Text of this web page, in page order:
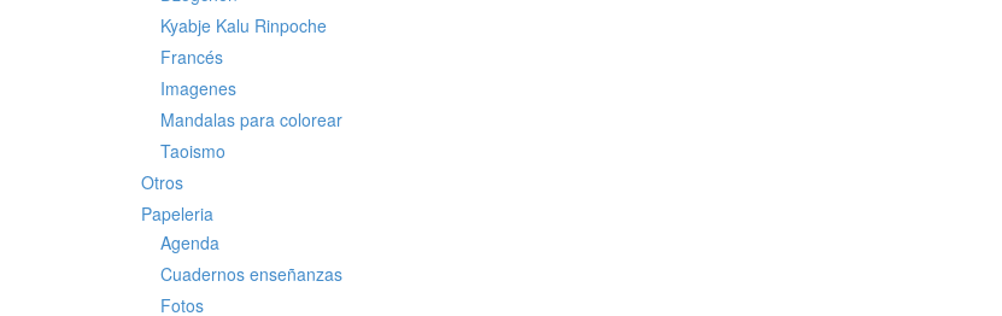
Kyabje Kalu Rinpoche
Francés
Imagenes
Mandalas para colorear
Taoismo
Otros
Papeleria
Agenda
Cuadernos enseñanzas
Fotos